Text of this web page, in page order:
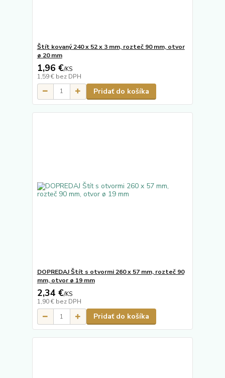
Štít kovaný 240 x 52 x 3 mm, rozteč 90 mm, otvor
ø 20 mm
1,96 €/KS
1,59 € bez DPH
Pridať do košíka
DOPREDAJ Štít s otvormi 260 x 57 mm, rozteč 90
mm, otvor ø 19 mm
2,34 €/KS
1,90 € bez DPH
Pridať do košíka